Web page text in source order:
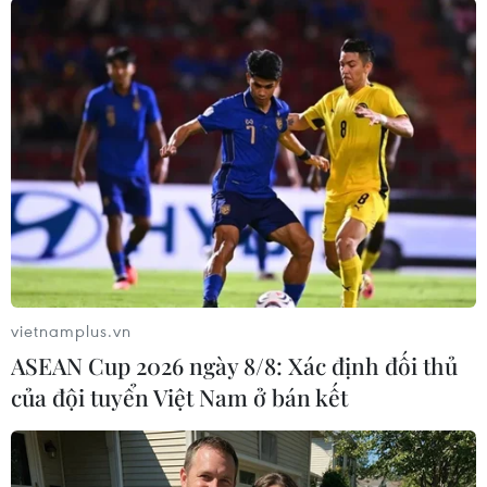
Ông Rodríguez thậm chí còn chỉ rõ trong số
những kẻ được Tổng thống Mỹ Donald Trump
vinh danh trong “màn kịch chính trị” này còn
có cả một tên khủng bố từng bị bắt giữ tại
California năm 1995 khi tàng trữ vũ khí để thực
hiện các hành động bạo lực, cùng một số kẻ
khủng bố có hồ sơ rõ ràng khác, và do đó ông
yêu cầu Chính phủ Mỹ phải làm rõ các mối liên
hệ với khủng bố này./.
vietnamplus.vn
ASEAN Cup 2026 ngày 8/8: Xác định đối thủ
của đội tuyển Việt Nam ở bán kết